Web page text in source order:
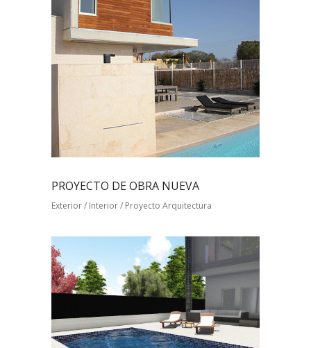
PROYECTO DE OBRA NUEVA
Exterior / Interior / Proyecto Arquitectura